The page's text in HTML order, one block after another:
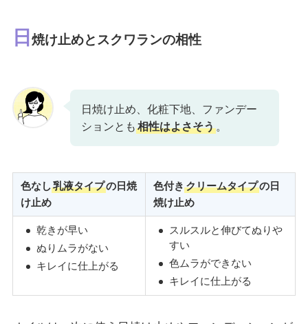
日 焼け止めとスクワランの相性
日焼け止め、化粧下地、ファンデー
ションとも相性はよさそう 。
色なし乳液タイプの日焼
け止め
色付きクリームタイプの日
焼け止め
乾きが早い
ぬりムラがない
キレイに仕上がる
スルスルと伸びてぬりや
すい
色ムラができない
キレイに仕上がる